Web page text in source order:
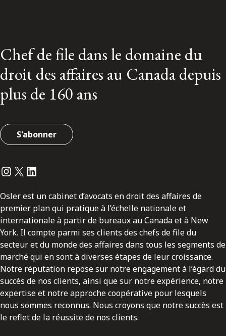
Chef de file dans le domaine du
droit des affaires au Canada depuis
plus de 160 ans
S'abonner
Instagram
Twitter
LinkedIn
Osler est un cabinet d’avocats en droit des affaires de
premier plan qui pratique à l’échelle nationale et
internationale à partir de bureaux au Canada et à New
York. Il compte parmi ses clients des chefs de file du
secteur et du monde des affaires dans tous les segments de
marché qui en sont à diverses étapes de leur croissance.
Notre réputation repose sur notre engagement à l’égard du
succès de nos clients, ainsi que sur notre expérience, notre
expertise et notre approche coopérative pour lesquels
nous sommes reconnus. Nous croyons que notre succès est
le reflet de la réussite de nos clients.